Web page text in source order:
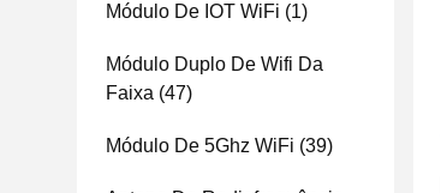
Módulo De IOT WiFi (1)
Módulo Duplo De Wifi Da
Faixa (47)
Módulo De 5Ghz WiFi (39)